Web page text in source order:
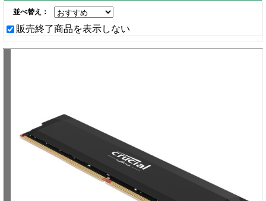
並べ替え：
販売終了商品を表示しない